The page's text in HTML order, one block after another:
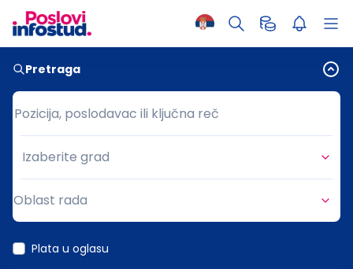
Pretraga
Pozicija, poslodavac ili ključna reč
Pozicija, poslodavac ili ključna reč
Grad
Izaberite grad
Oblast rada
Plata u oglasu